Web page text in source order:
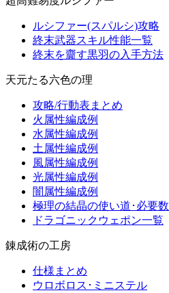
ルシファー(スパルシ)攻略
終末武器スキル性能一覧
終末を齎す黒羽の入手方法
天元たる六色の理
攻略/行動表まとめ
火属性編成例
水属性編成例
土属性編成例
風属性編成例
光属性編成例
闇属性編成例
極理の結晶の使い道･必要数
ドラゴニックウェポン一覧
錬成術の工房
仕様まとめ
ウロボロス･ミニステル